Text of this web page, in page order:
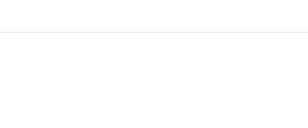
заявок
в российской столице с 26 сентября по 1
прислали дизайнеры, коллекции